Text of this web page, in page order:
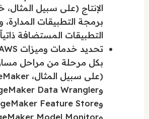
الإنتاج (على سبيل
برمجة التطبيقات
التطبيقات المستضافة
بكل مرحلة من مراحل مسار
وAmazon SageMaker Model Monitor)